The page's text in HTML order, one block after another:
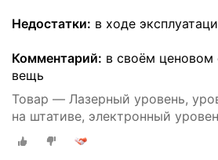
Недостатки: в ходе
Комментарий: в своём ценовом
вещь
Товар — Лазерный уровень,
на штативе, электронный
самовыравнивающийся,
линий